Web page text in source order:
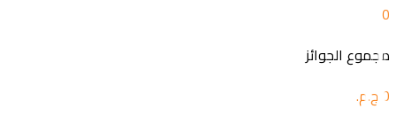
0
مجموع الجوائز